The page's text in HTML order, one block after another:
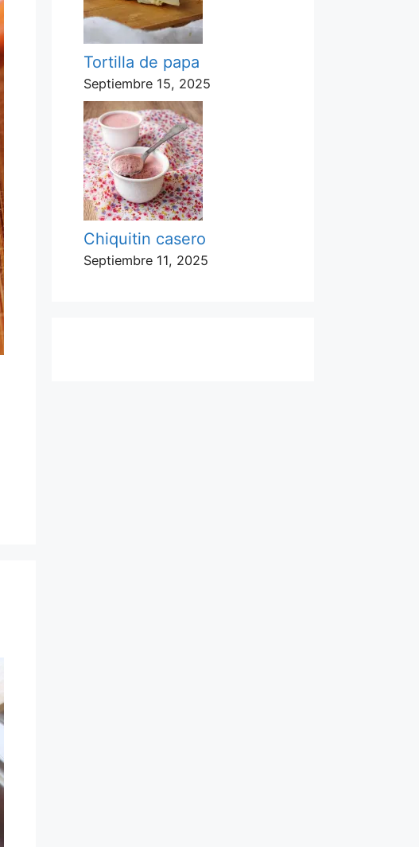
Tortilla de papa
Septiembre 15, 2025
Chiquitin casero
Septiembre 11, 2025